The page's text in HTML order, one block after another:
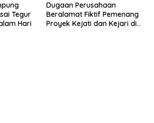
Tegur
Hari
Dugaan Perusahaan
Beralamat Fiktif Pemenang
Proyek Kejati dan Kejari di